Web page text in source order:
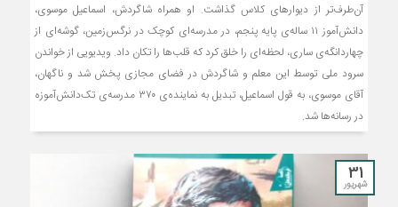
آن‌طرف‌تر از دیوارهای کلاس گذاشت. او همراه شاگردش، اسماعیل موسوی،
دانش‌آموز ۱۱ ساله‌ی پایه پنجم، در مدرسه‌ای کوچک در نرگس‌زمین، گوشه‌ای از
چهاردانگه‌ی ساری، لحظه‌ای را خلق کرد که قلب‌ها را تکان داد. ویدیویی از خواندن
سرود ملی توسط این معلم و شاگردش در فضای مجازی پخش شد و ناگهان،
آقای موسوی، به قول اسماعیل، تبدیل به نماینده‌ی ۳۷۰ مدرسه‌ی تک‌دانش‌آموزه‌
در رسانه‌ها شد.
31
شهریور